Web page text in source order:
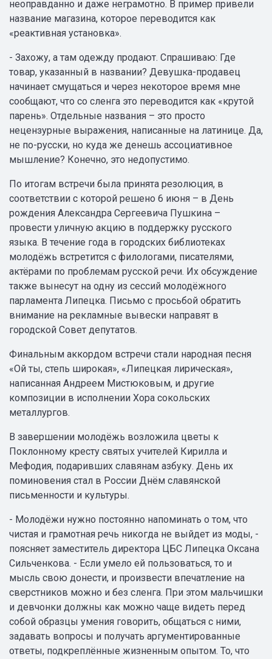
неоправданно и даже неграмотно. В пример привели
название магазина, которое переводится как
«реактивная установка».
- Захожу, а там одежду продают. Спрашиваю: Где
товар, указанный в названии? Девушка-продавец
начинает смущаться и через некоторое время мне
сообщают, что со сленга это переводится как «крутой
парень». Отдельные названия – это просто
нецензурные выражения, написанные на латинице. Да,
не по-русски, но куда же денешь ассоциативное
мышление? Конечно, это недопустимо.
По итогам встречи была принята резолюция, в
соответствии с которой решено 6 июня – в День
рождения Александра Сергеевича Пушкина –
провести уличную акцию в поддержку русского
языка. В течение года в городских библиотеках
молодёжь встретится с филологами, писателями,
актёрами по проблемам русской речи. Их обсуждение
также вынесут на одну из сессий молодёжного
парламента Липецка. Письмо с просьбой обратить
внимание на рекламные вывески направят в
городской Совет депутатов.
Финальным аккордом встречи стали народная песня
«Ой ты, степь широкая», «Липецкая лирическая»,
написанная Андреем Мистюковым, и другие
композиции в исполнении Хора сокольских
металлургов.
В завершении молодёжь возложила цветы к
Поклонному кресту святых учителей Кирилла и
Мефодия, подаривших славянам азбуку. День их
поминовения стал в России Днём славянской
письменности и культуры.
- Молодёжи нужно постоянно напоминать о том, что
чистая и грамотная речь никогда не выйдет из моды, -
поясняет заместитель директора ЦБС Липецка Оксана
Сильченкова. - Если умело ей пользоваться, то и
мысль свою донести, и произвести впечатление на
сверстников можно и без сленга. При этом мальчишки
и девчонки должны как можно чаще видеть перед
собой образцы умения говорить, общаться с ними,
задавать вопросы и получать аргументированные
ответы, подкреплённые жизненным опытом. То, что